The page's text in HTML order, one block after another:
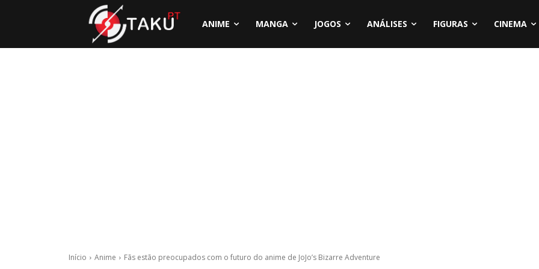
ANIME MANGA JOGOS ANÁLISES FIGURAS CINEMA
Início Anime Fãs estão preocupados com o futuro do anime de JoJo’s Bizarre Adventure